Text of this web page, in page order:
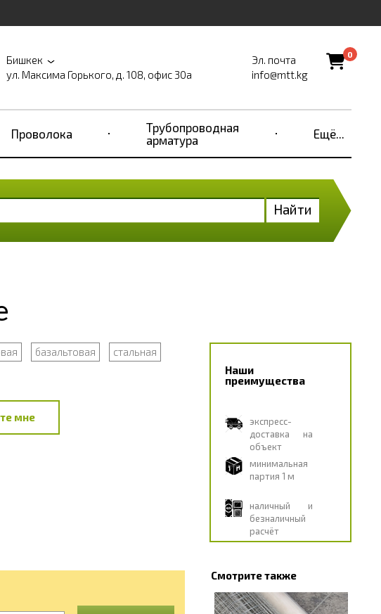
Бишкек
ул. Максима Горького, д. 108, офис 30а
Эл. почта
info@mtt.kg
0
Проволока
Трубопроводная
арматура
Ещё...
Найти
базальтовая
стальная
мне
Наши
преимущества
экспресс-
доставка на
объект
минимальная
партия 1 м
наличный и
безналичный
расчёт
Смотрите также